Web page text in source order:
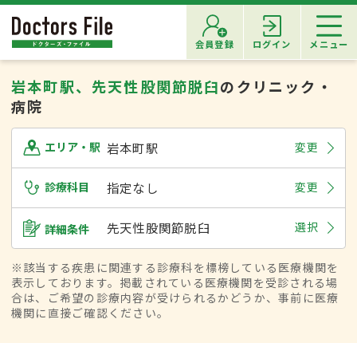
会員登録 ログイン メニュー
岩本町駅、先天性股関節脱臼のクリニック・
病院
エリア・駅 岩本町駅 変更
診療科目 指定なし 変更
詳細条件 先天性股関節脱臼 選択
※該当する疾患に関連する診療科を標榜している医療機関を
表示しております。掲載されている医療機関を受診される場
合は、ご希望の診療内容が受けられるかどうか、事前に医療
機関に直接ご確認ください。